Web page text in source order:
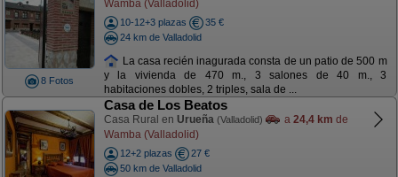
8 Fotos
Wamba (Valladolid)
10-12+3 plazas
35 €
24 km de Valladolid
La casa recién inagurada consta de un patio de 500 m
y la vivienda de 470 m., 3 salones de 40 m., 3
habitaciones dobles, 2 triples, sala de ...
Casa de Los Beatos
Casa Rural en Urueña (Valladolid) a 24,4 km de
Wamba (Valladolid)
12+2 plazas
27 €
50 km de Valladolid